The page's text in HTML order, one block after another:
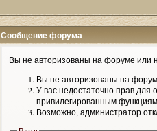
Сообщение форума
Вы не авторизованы на форуме или
Вы не авторизованы на
У вас недостаточно прав для
привилегированным
Возможно, администратор